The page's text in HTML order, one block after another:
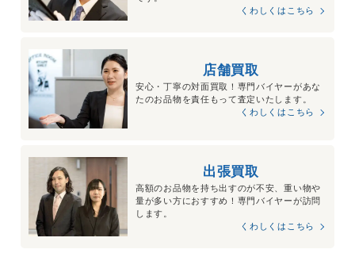
くわしくはこちら
店舗買取
安心・丁寧の対面買取！専門バイヤーがあな
たのお品物を責任もって査定いたします。
くわしくはこちら
出張買取
高額のお品物を持ち出すのが不安、重い物や
量が多い方におすすめ！専門バイヤーが訪問
します。
くわしくはこちら